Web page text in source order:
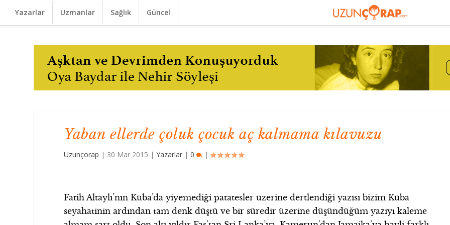
Yazarlar Uzmanlar Sağlık Güncel
Yaban ellerde çoluk çocuk aç kalmama kılavuzu
Uzunçorap | 30 Mar 2015 |Yazarlar |0 |
Fatih Altaylı’nın Küba’da yiyemediği patatesler üzerine dertlendiği yazısı bizim Küba
seyahatinin ardından tam denk düştü ve bir süredir üzerine düşündüğüm yazıyı kaleme